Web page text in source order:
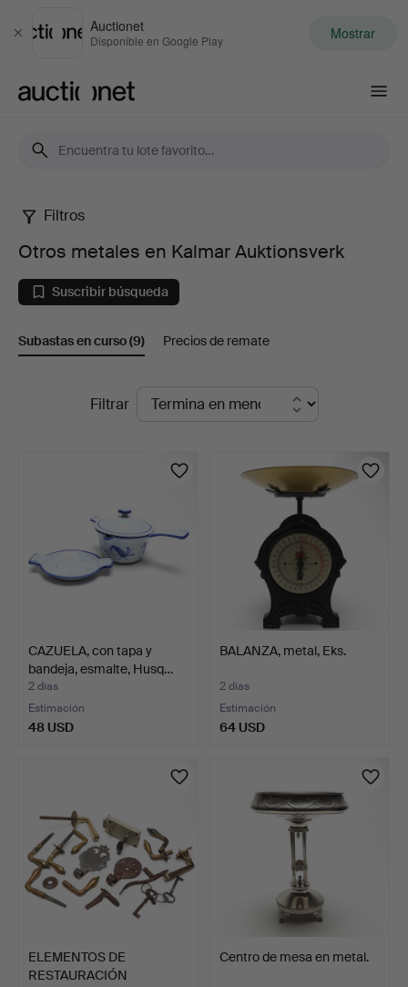
Cerrar
Auctionet
Disponible en Google Play Mostrar
Otros
metales
en
Kalmar
Auktionsverk
Filtros
Otros metales en Kalmar Auktionsverk
Suscribir búsqueda
Subastas en curso(9) Precios de remate
SubastasFiltrar
CAZUELA, con tapa y
bandeja, esmalte, Husq…
2 días
Estimación
48 USD
BALANZA, metal, Eks.
2 días
Estimación
64 USD
ELEMENTOS DE
RESTAURACIÓN
Centro de mesa en metal.